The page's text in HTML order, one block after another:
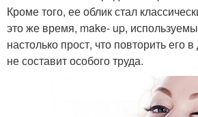
Кроме того, ее облик стал
это же время, make- up,
настолько прост, что повторить его
не составит особого труда.